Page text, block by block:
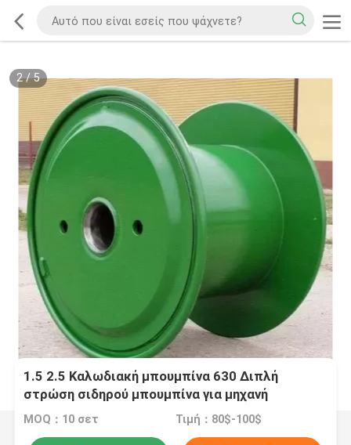
2/5
1.5 2.5 Καλωδιακή μπουμπίνα 630 Διπλή
στρώση σιδηρού μπουμπίνα για μηχανή
ομαδοποίησης
MOQ：10 σετ Τιμή：80$-100$